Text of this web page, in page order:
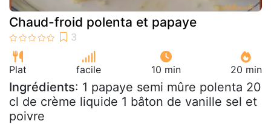
Chaud-froid polenta et papaye
Plat facile 10 min 20 min
Ingrédients: 1 papaye semi mûre polenta 20
cl de crème liquide 1 bâton de vanille sel et
poivre